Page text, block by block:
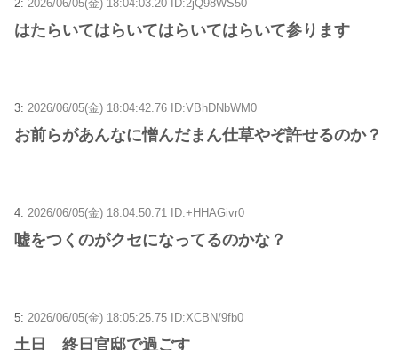
2: 2026/06/05(金) 18:04:03.20 ID:2jQ98WS50
はたらいてはらいてはらいてはらいて参ります
3: 2026/06/05(金) 18:04:42.76 ID:VBhDNbWM0
お前らがあんなに憎んだまん仕草やぞ許せるのか？
4: 2026/06/05(金) 18:04:50.71 ID:+HHAGivr0
嘘をつくのがクセになってるのかな？
5: 2026/06/05(金) 18:05:25.75 ID:XCBN/9fb0
土日 終日官邸で過ごす